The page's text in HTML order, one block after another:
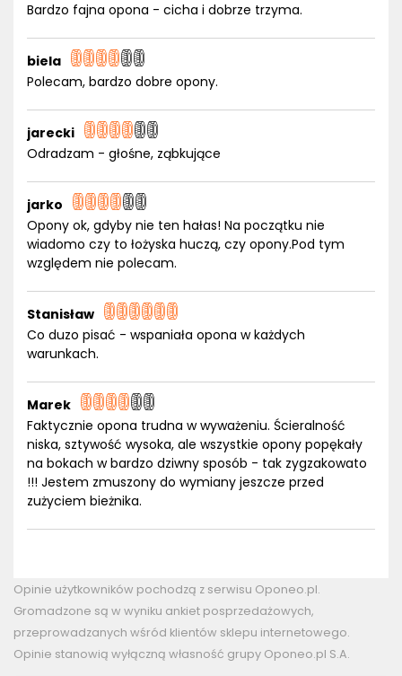
Bardzo fajna opona - cicha i dobrze trzyma.
biela
Polecam, bardzo dobre opony.
jarecki
Odradzam - głośne, ząbkujące
jarko
Opony ok, gdyby nie ten hałas! Na początku nie
wiadomo czy to łożyska huczą, czy opony.Pod tym
względem nie polecam.
Stanisław
Co duzo pisać - wspaniała opona w każdych
warunkach.
Marek
Faktycznie opona trudna w wyważeniu. Ścieralność
niska, sztywość wysoka, ale wszystkie opony popękały
na bokach w bardzo dziwny sposób - tak zygzakowato
!!! Jestem zmuszony do wymiany jeszcze przed
zużyciem bieżnika.
Opinie użytkowników pochodzą z serwisu Oponeo.pl.
Gromadzone są w wyniku ankiet posprzedażowych,
przeprowadzanych wśród klientów sklepu internetowego.
Opinie stanowią wyłączną własność grupy Oponeo.pl S.A.